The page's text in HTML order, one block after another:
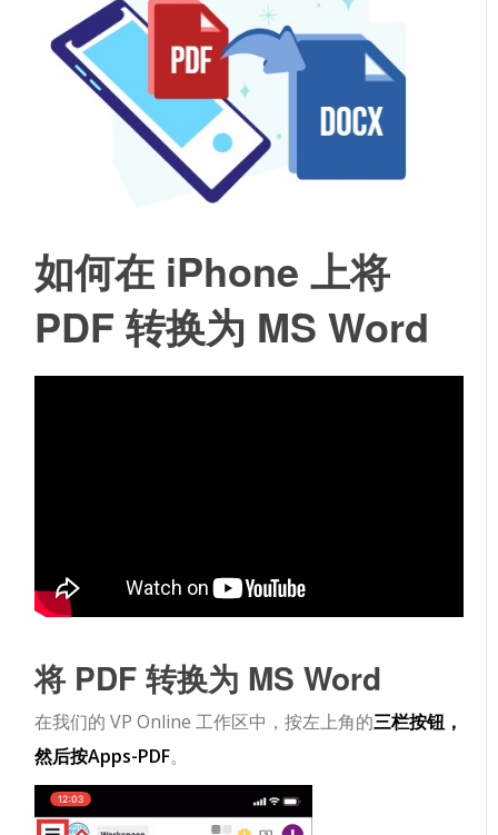
如何在 iPhone 上将
PDF 转换为 MS Word
将 PDF 转换为 MS Word
在我们的 VP Online 工作区中，按左上角的三栏按钮，
然后按Apps-PDF。